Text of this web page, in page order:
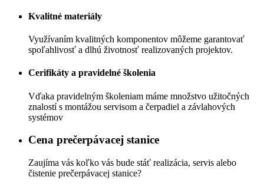
Kvalitné materiály
Využívaním kvalitných komponentov môžeme garantovať
spoľahlivosť a dlhú životnosť realizovaných projektov.
Cerifikáty a pravidelné školenia
Vďaka pravidelným školeniam máme množstvo užitočných
znalostí s montážou servisom a čerpadiel a závlahových
systémov
Cena prečerpávacej stanice
Zaujíma vás koľko vás bude stáť realizácia, servis alebo
čistenie prečerpávacej stanice?